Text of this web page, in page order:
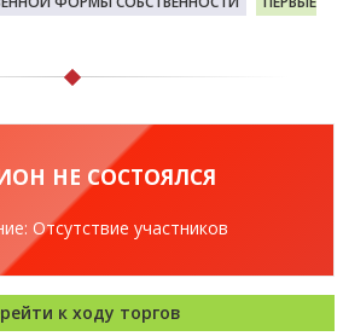
НЕ СОСТОЯЛСЯ
Отсутствие участников
к ходу торгов